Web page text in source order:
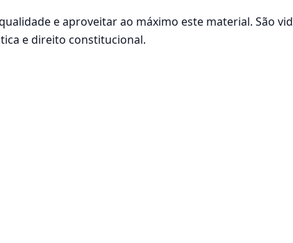
e aproveitar ao máximo este material. São
e direito constitucional.